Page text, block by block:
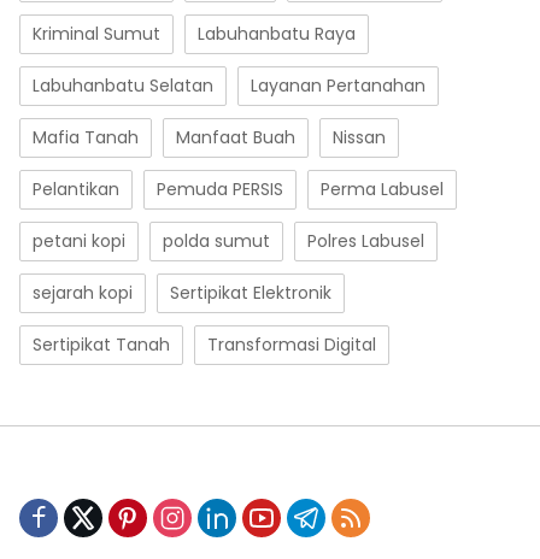
Kriminal Sumut Labuhanbatu Raya
Labuhanbatu Selatan Layanan Pertanahan
Mafia Tanah Manfaat Buah Nissan
Pelantikan Pemuda PERSIS Perma Labusel
petani kopi polda sumut Polres Labusel
sejarah kopi Sertipikat Elektronik
Sertipikat Tanah Transformasi Digital